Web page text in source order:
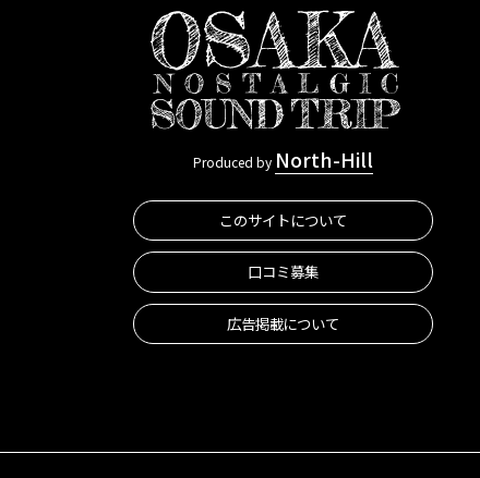
Produced by North-Hill
このサイトについて
口コミ募集
広告掲載について